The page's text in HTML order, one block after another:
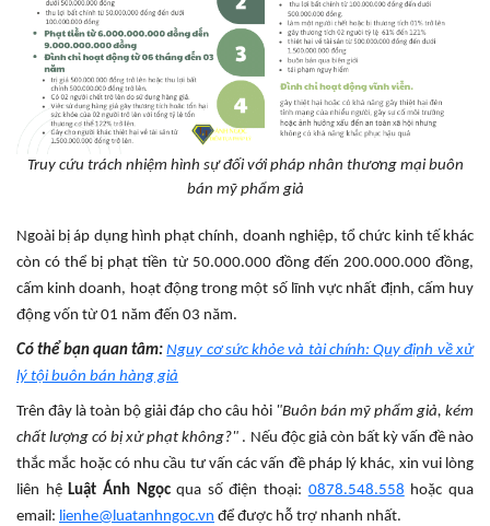
Truy cứu trách nhiệm hình sự đối với pháp nhân thương mại buôn
bán mỹ phẩm giả
Ngoài bị áp dụng hình phạt chính, doanh nghiệp, tổ chức kinh tế khác
còn có thể bị phạt tiền từ 50.000.000 đồng đến 200.000.000 đồng,
cấm kinh doanh, hoạt động trong một số lĩnh vực nhất định, cấm huy
động vốn từ 01 năm đến 03 năm.
Có thể bạn quan tâm: Nguy cơ sức khỏe và tài chính: Quy định về xử
lý tội buôn bán hàng giả
Trên đây là toàn bộ giải đáp cho câu hỏi "Buôn bán mỹ phẩm giả, kém
chất lượng có bị xử phạt không?" . Nếu độc giả còn bất kỳ vấn đề nào
thắc mắc hoặc có nhu cầu tư vấn các vấn đề pháp lý khác, xin vui lòng
liên hệ Luật Ánh Ngọcqua số điện thoại: 0878.548.558 hoặc qua
email: lienhe@luatanhngoc.vn để được hỗ trợ nhanh nhất.